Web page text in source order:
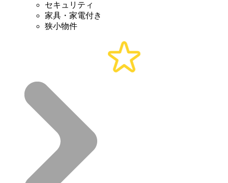
セキュリティ
家具・家電付き
狭小物件